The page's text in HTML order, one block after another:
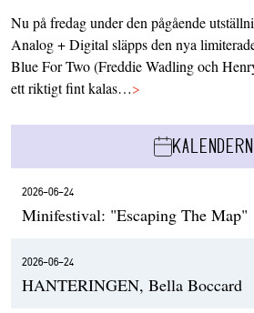
Nu på fredag under den pågående
Analog + Digital släpps den nya
Blue For Two (Freddie Wadling och
ett riktigt fint kalas…>
KALENDERN
2026-06-24
Minifestival: "Escaping The Map"
2026-06-24
HANTERINGEN, Bella Boccard